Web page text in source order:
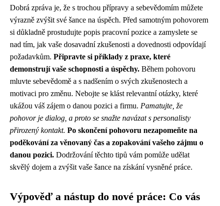
Dobrá zpráva je, že s trochou přípravy a sebevědomím můžete
výrazně zvýšit své šance na úspěch. Před samotným pohovorem
si důkladně prostudujte popis pracovní pozice a zamyslete se
nad tím, jak vaše dosavadní zkušenosti a dovednosti odpovídají
požadavkům. Připravte si příklady z praxe, které
demonstrují vaše schopnosti a úspěchy. Během pohovoru
mluvte sebevědomě a s nadšením o svých zkušenostech a
motivaci pro změnu. Nebojte se klást relevantní otázky, které
ukážou váš zájem o danou pozici a firmu. Pamatujte, že
pohovor je dialog, a proto se snažte navázat s personalisty
přirozený kontakt. Po skončení pohovoru nezapomeňte na
poděkování za věnovaný čas a zopakování vašeho zájmu o
danou pozici. Dodržování těchto tipů vám pomůže udělat
skvělý dojem a zvýšit vaše šance na získání vysněné práce.
Výpověď a nástup do nové práce: Co vás